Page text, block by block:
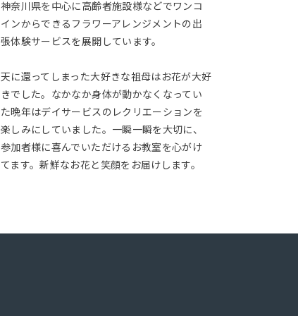
神奈川県を中心に高齢者施設様などでワンコ
インからできるフラワーアレンジメントの出
張体験サービスを展開しています。
天に還ってしまった大好きな祖母はお花が大好
きでした。なかなか身体が動かなくなってい
た晩年はデイサービスのレクリエーションを
楽しみにしていました。一瞬一瞬を大切に、
参加者様に喜んでいただけるお教室を心がけ
てます。新鮮なお花と笑顔をお届けします。